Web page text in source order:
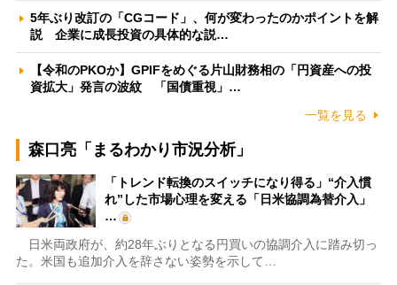
5年ぶり改訂の「CGコード」、何が変わったのかポイントを解
説 企業に成長投資の具体的な説…
【令和のPKOか】GPIFをめぐる片山財務相の「円資産への投
資拡大」発言の波紋 「国債重視」…
一覧を見る
森口亮「まるわかり市況分析」
「トレンド転換のスイッチになり得る」“介入慣
れ”した市場心理を変える「日米協調為替介入」
…
日米両政府が、約28年ぶりとなる円買いの協調介入に踏み切っ
た。米国も追加介入を辞さない姿勢を示して…